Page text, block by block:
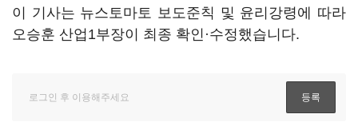
이 기사는 뉴스토마토 보도준칙 및 윤리강령에 따라
오승훈 산업1부장이 최종 확인·수정했습니다.